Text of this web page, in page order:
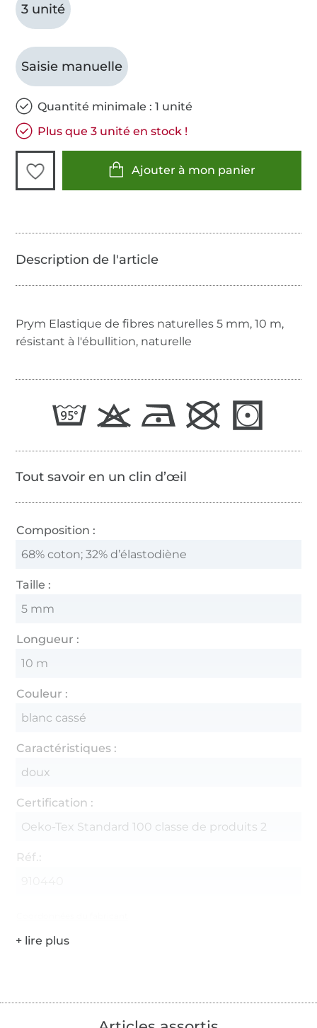
3 unité
Saisie manuelle
Quantité minimale : 1 unité
Plus que 3 unité en stock !
Ajouter à mon panier
Prym Elastique de fibres naturelles 5 mm, 10 m,
résistant à l'ébullition, naturelle
Tout savoir en un clin d’œil
Composition :
68% coton; 32% d’élastodiène
Taille :
5 mm
Longueur :
10 m
Couleur :
blanc cassé
Caractéristiques :
doux
Certification :
Oeko-Tex Standard 100 classe de produits 2
Réf.: